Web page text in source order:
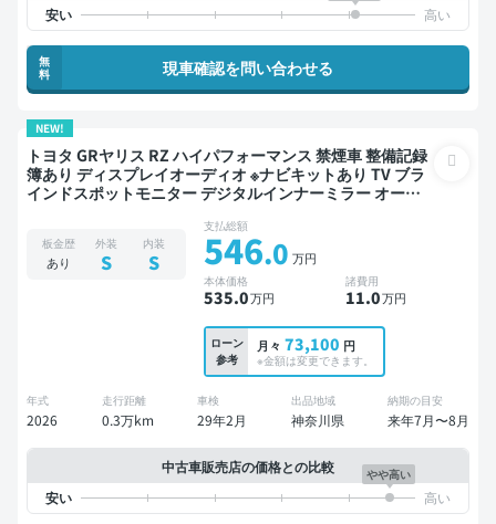
無
料
現車確認を問い合わせる
NEW!
トヨタ GRヤリス RZ ハイパフォーマンス 禁煙車 整備記録
簿あり ディスプレイオーディオ ※ナビキットあり TV ブラ
インドスポットモニター デジタルインナーミラー オート
ドライブレコーダー 衝突軽減
板金歴
あり
外装
S
内装
S
支払総額
546.0 万円
本体価格
535.0万円
諸費用
11.0万円
ローン
参考
月々 73,100 円
※金額は変更できます。
年式
2026
走行距離
0.3万km
車検
29年2月
出品地域
神奈川県
納期の目安
来年7月〜8月
中古車販売店の価格との比較 やや高い